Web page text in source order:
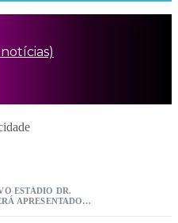
ESTÁDIO DR.
APRESENTADO